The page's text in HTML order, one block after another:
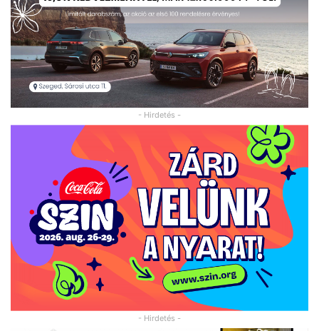
- Hirdetés -
- Hirdetés -